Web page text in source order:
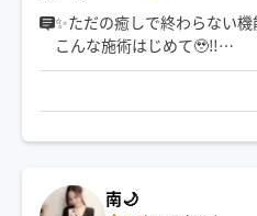
✨ただの癒しで終わらない機
こんな施術はじめて🥹‼️
どこへ行っても
私と会ってください✨
長年セラピストとして多く
心までゆるむ時間」
大切にしています💓
南🌙